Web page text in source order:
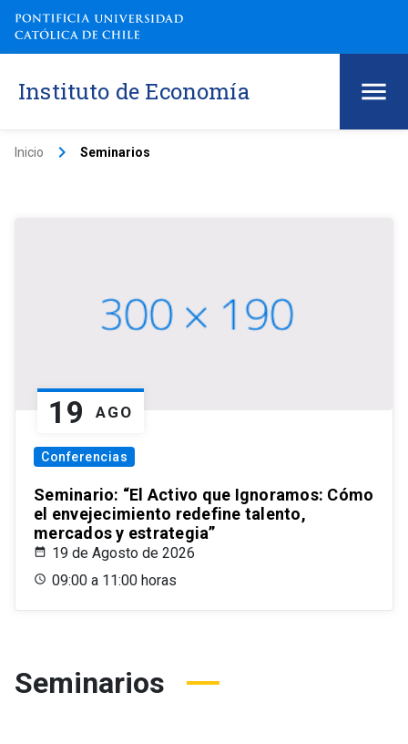
Instituto de Economía
Inicio keyboard_arrow_right Seminarios
19 AGO
Conferencias
Seminario: “El Activo que Ignoramos: Cómo
el envejecimiento redefine talento,
mercados y estrategia”
19 de Agosto de 2026
09:00 a 11:00 horas
Seminarios